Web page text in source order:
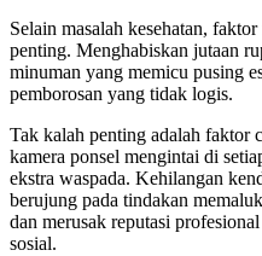
Selain masalah kesehatan,
penting. Menghabiskan jutaan
minuman yang memicu pusing
pemborosan yang tidak logis.
Tak kalah penting adalah faktor
kamera ponsel mengintai di
ekstra waspada. Kehilangan
berujung pada tindakan
dan merusak reputasi
sosial.